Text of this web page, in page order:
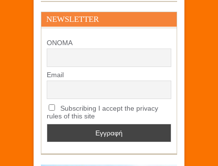
NEWSLETTER
ΟΝΟΜΑ
Email
Subscribing I accept the privacy
rules of this site